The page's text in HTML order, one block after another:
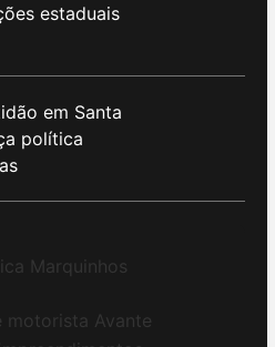
estaduais
em Santa
política